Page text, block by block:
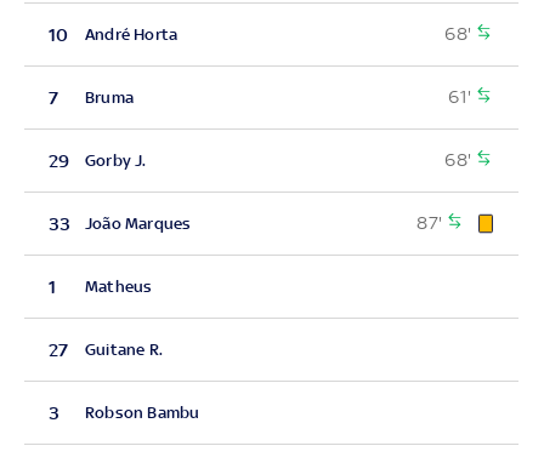
10 André Horta 68'
7 Bruma 61'
29 Gorby J. 68'
33 João Marques 87'
1 Matheus
27 Guitane R.
3 Robson Bambu